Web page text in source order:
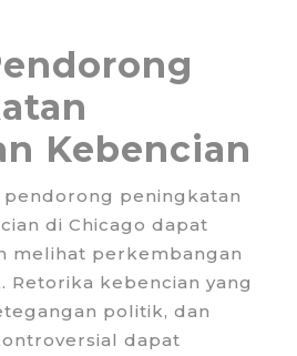
Kebencian
peningkatan
di Chicago dapat
melihat perkembangan
Retorika kebencian yang
politik, dan
dapat